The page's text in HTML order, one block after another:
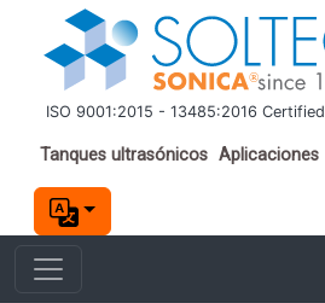
Pasar al contenido principal
ISO 9001:2015 - 13485:2016 Certified
Important links
Tanques ultrasónicos Aplicaciones